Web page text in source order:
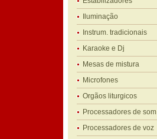
Iluminação
Instrum. tradicionais
Karaoke e Dj
Mesas de mistura
Microfones
Orgãos liturgicos
Processadores de som
Processadores de voz